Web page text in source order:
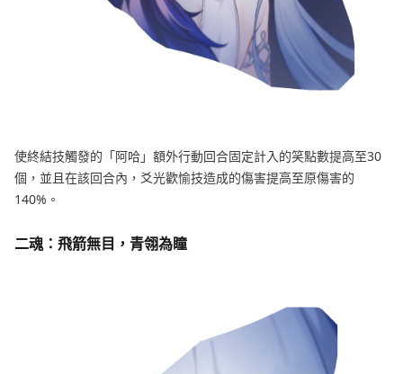
使終結技觸發的「阿哈」額外行動回合固定計入的笑點數提高至30
個，並且在該回合內，爻光歡愉技造成的傷害提高至原傷害的
140%。
二魂：飛箭無目，青翎為瞳